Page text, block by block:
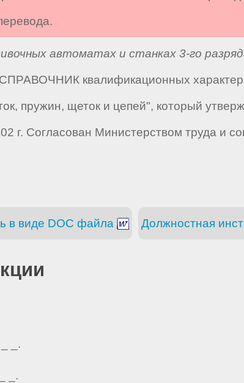
автоматах и станках 3-го
квалификационных
пружин, щеток и цепей", который
г. Согласован Министерством труда и
Должностная
в виде DOC файла
_.
_.